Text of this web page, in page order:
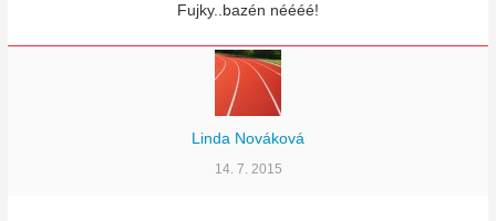
Fujky..bazén néééé!
Linda Nováková
14. 7. 2015